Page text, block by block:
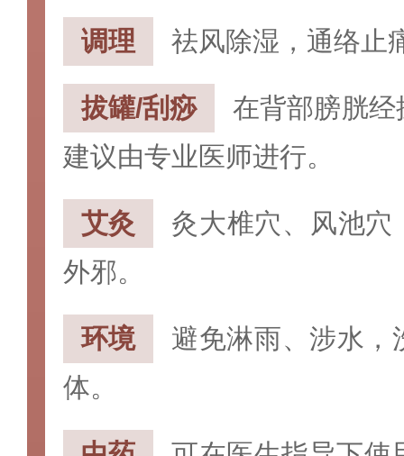
调理‌ 祛风除湿，通络止
拔罐/刮痧‌
在背部膀胱
建议由专业医师进行。
‌艾灸‌
灸‌大椎穴‌、‌风池穴‌
外邪。
‌环境‌
避免淋雨、涉水，
体。